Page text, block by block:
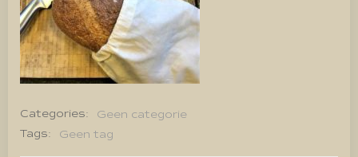
Categories:
Geen categorie
Tags:
Geen tag